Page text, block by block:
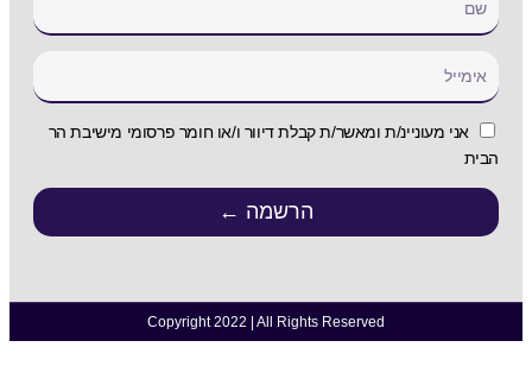
אני מעוניינ/ת ומאשר/ת קבלת דיוור ו/או חומר פרסומי מישיבת הר
הבית
הרשמה ←
Copyright 2022 | All Rights Reserved